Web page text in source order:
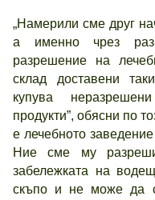
„Намерили сме друг
а именно чрез
разрешение на
склад доставени
купува
продукти”, обясни по
е лечебното
Ние сме му
забележката на
скъпо и не може да